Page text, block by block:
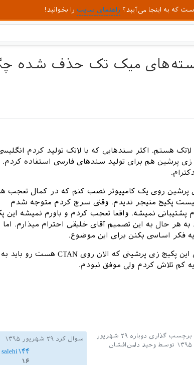
است که به اینجا می‌آیید؟ راهنمای سایت را بخوانید!
بسته‌های میک تک حذف شده
هستم. اکثر سندهایی که با لاتک تولید کردم
پرشین هم برای تولید سندهای فارسی استفاده کردم.
روی یک کامپیوتر نصب کنم که در کمال تعجب
پکیج منیجر ندیدم. وقتی سرچ کردم متوجه شدم
نمیشه. واقعا تعجب کردم و باورم نمیشه این
حال به این تصمیم آقای خلیقی احترام میذارم. اما
یه فکر اساسی بکنن برای این موضوع.
حالا سوالم اینه که چه جوری این پکیج زی پرشینی که الان روی CTAN هست رو باید به
برچسب گذاری دوباره
۲۹ شهریور
۱۳۹۵ توسط وحید دامن‌افشان
سوال کرد ۲۹ شهریور ۱۳۹۵
salehi۱۴۴
۱۶